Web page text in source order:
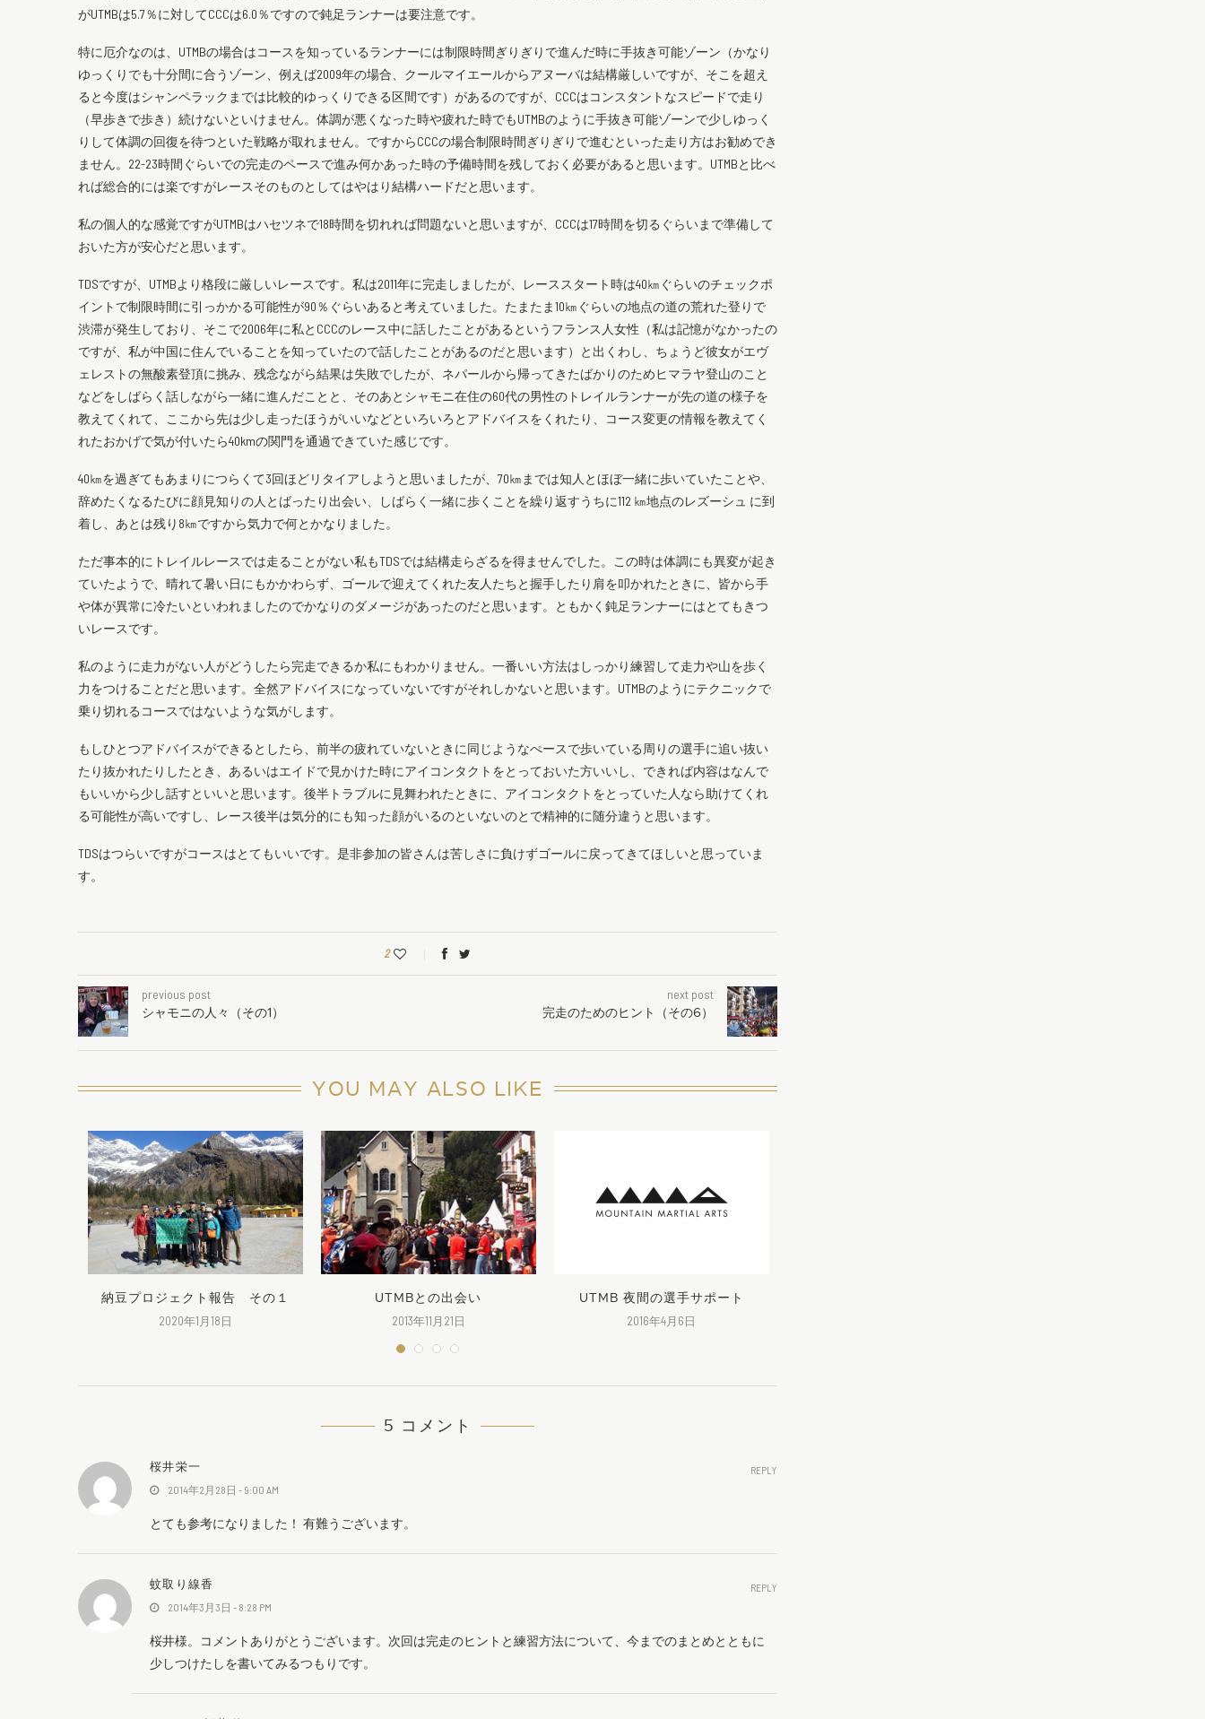
がUTMBは5.7％に対してCCCは6.0％ですので鈍足ランナーは要注意です。
特に厄介なのは、UTMBの場合はコースを知っているランナーには制限時間ぎりぎりで進んだ時に手抜き可能ゾーン（かなり
ゆっくりでも十分間に合うゾーン、例えば2009年の場合、クールマイエールからアヌーバは結構厳しいですが、そこを超え
ると今度はシャンペラックまでは比較的ゆっくりできる区間です）があるのですが、CCCはコンスタントなスピードで走り
（早歩きで歩き）続けないといけません。体調が悪くなった時や疲れた時でもUTMBのように手抜き可能ゾーンで少しゆっく
りして体調の回復を待つといた戦略が取れません。ですからCCCの場合制限時間ぎりぎりで進むといった走り方はお勧めでき
ません。22-23時間ぐらいでの完走のペースで進み何かあった時の予備時間を残しておく必要があると思います。UTMBと比べ
れば総合的には楽ですがレースそのものとしてはやはり結構ハードだと思います。
私の個人的な感覚ですがUTMBはハセツネで18時間を切れれば問題ないと思いますが、CCCは17時間を切るぐらいまで準備して
おいた方が安心だと思います。
TDSですが、UTMBより格段に厳しいレースです。私は2011年に完走しましたが、レーススタート時は40㎞ぐらいのチェックポ
イントで制限時間に引っかかる可能性が90％ぐらいあると考えていました。たまたま10㎞ぐらいの地点の道の荒れた登りで
渋滞が発生しており、そこで2006年に私とCCCのレース中に話したことがあるというフランス人女性（私は記憶がなかったの
ですが、私が中国に住んでいることを知っていたので話したことがあるのだと思います）と出くわし、ちょうど彼女がエヴ
ェレストの無酸素登頂に挑み、残念ながら結果は失敗でしたが、ネパールから帰ってきたばかりのためヒマラヤ登山のこと
などをしばらく話しながら一緒に進んだことと、そのあとシャモニ在住の60代の男性のトレイルランナーが先の道の様子を
教えてくれて、ここから先は少し走ったほうがいいなどといろいろとアドバイスをくれたり、コース変更の情報を教えてく
れたおかげで気が付いたら40kmの関門を通過できていた感じです。
40㎞を過ぎてもあまりにつらくて3回ほどリタイアしようと思いましたが、70㎞までは知人とほぼ一緒に歩いていたことや、
辞めたくなるたびに顔見知りの人とばったり出会い、しばらく一緒に歩くことを繰り返すうちに112 ㎞地点のレズーシュ に到
着し、あとは残り8㎞ですから気力で何とかなりました。
ただ事本的にトレイルレースでは走ることがない私もTDSでは結構走らざるを得ませんでした。この時は体調にも異変が起き
ていたようで、晴れて暑い日にもかかわらず、ゴールで迎えてくれた友人たちと握手したり肩を叩かれたときに、皆から手
や体が異常に冷たいといわれましたのでかなりのダメージがあったのだと思います。ともかく鈍足ランナーにはとてもきつ
いレースです。
私のように走力がない人がどうしたら完走できるか私にもわかりません。一番いい方法はしっかり練習して走力や山を歩く
力をつけることだと思います。全然アドバイスになっていないですがそれしかないと思います。UTMBのようにテクニックで
乗り切れるコースではないような気がします。
もしひとつアドバイスができるとしたら、前半の疲れていないときに同じようなぺースで歩いている周りの選手に追い抜い
たり抜かれたりしたとき、あるいはエイドで見かけた時にアイコンタクトをとっておいた方いいし、できれば内容はなんで
もいいから少し話すといいと思います。後半トラブルに見舞われたときに、アイコンタクトをとっていた人なら助けてくれ
る可能性が高いですし、レース後半は気分的にも知った顔がいるのといないのとで精神的に随分違うと思います。
TDSはつらいですがコースはとてもいいです。是非参加の皆さんは苦しさに負けずゴールに戻ってきてほしいと思っていま
す。
2
previous post
シャモニの人々（その1）
next post
完走のためのヒント（その6）
YOU MAY ALSO LIKE
納豆プロジェクト報告 その１
2020年1月18日
UTMBとの出会い
2013年11月21日
UTMB 夜間の選手サポート
2016年4月6日
5 コメント
桜井栄一
2014年2月28日 - 9:00 AM
とても参考になりました！ 有難うございます。
REPLY
蚊取り線香
2014年3月3日 - 8:28 PM
桜井様。コメントありがとうございます。次回は完走のヒントと練習方法について、今までのまとめとともに
少しつけたしを書いてみるつもりです。
REPLY